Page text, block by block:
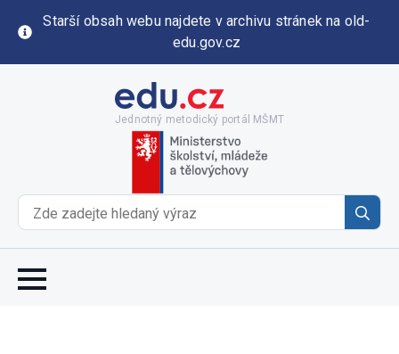
Starší obsah webu najdete v archivu stránek na old-
edu.gov.cz
Jednotný metodický portál MŠMT
for: